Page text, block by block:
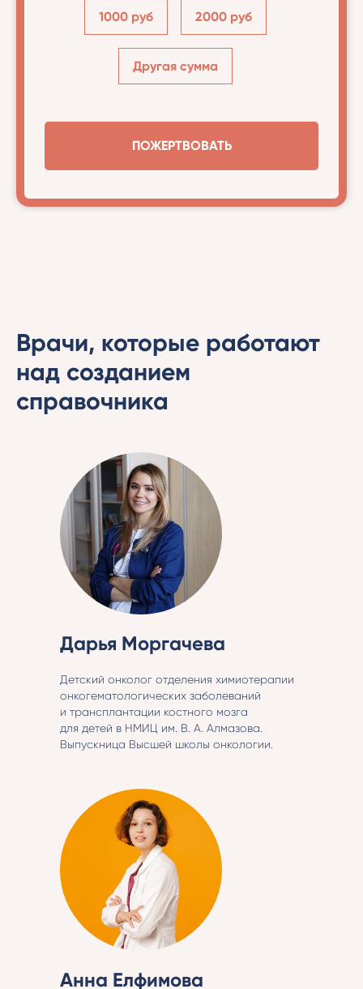
1000 руб 2000 руб
Другая сумма
ПОЖЕРТВОВАТЬ
Врачи, которые работают
над созданием
справочника
Дарья Моргачева
Детский онколог отделения химиотерапии
онкогематологических заболеваний
и трансплантации костного мозга
для детей в НМИЦ им. В. А. Алмазова.
Выпускница Высшей школы онкологии.
Анна Елфимова